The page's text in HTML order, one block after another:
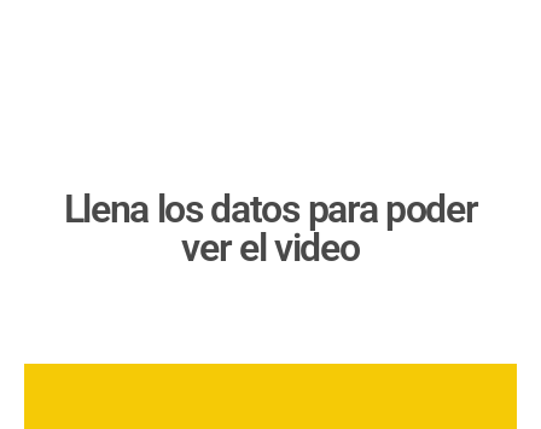
Llena los datos para poder
ver el video